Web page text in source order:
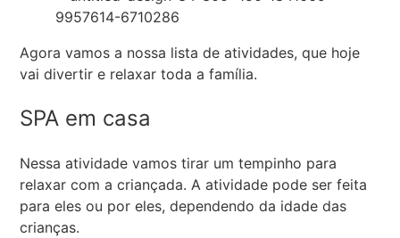
Agora vamos a nossa lista de atividades, que hoje
vai divertir e relaxar toda a família.
SPA em casa
Nessa atividade vamos tirar um tempinho para
relaxar com a criançada. A atividade pode ser feita
para eles ou por eles, dependendo da idade das
crianças.